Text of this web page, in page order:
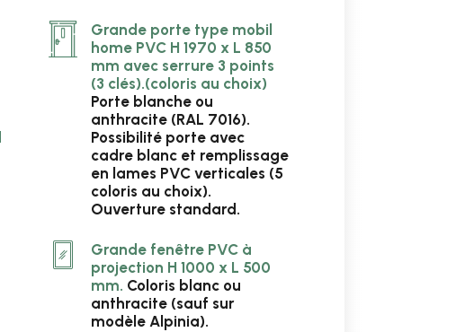
Grande porte type mobil
home PVC H 1970 x L 850
mm avec serrure 3 points
(3 clés).(coloris au choix)
Porte blanche ou
anthracite (RAL 7016).
Possibilité porte avec
cadre blanc et remplissage
en lames PVC verticales (5
coloris au choix).
Ouverture standard.
Grande fenêtre PVC à
projection H 1000 x L 500
mm. Coloris blanc ou
anthracite (sauf sur
modèle Alpinia).